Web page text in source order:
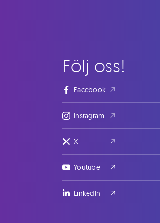
Följ oss!
Facebook
Instagram
X
Youtube
LinkedIn